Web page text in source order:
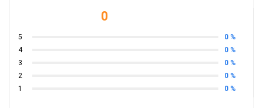
Hiệu năng vượt trội với Intel Core i7 thế hệ
0
5
0 %
4
0 %
3
0 %
2
0 %
1
0 %